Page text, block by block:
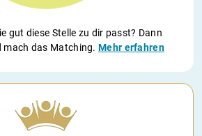
gut diese Stelle zu dir passt? Dann
mach das Matching.Mehr erfahren